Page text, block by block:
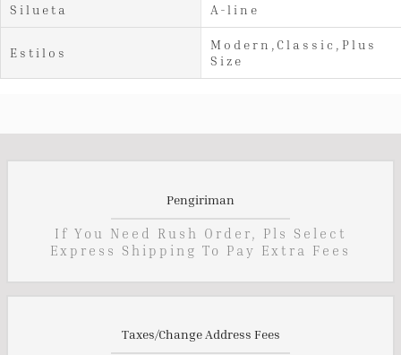
Silueta A-line
Estilos
Modern,Classic,Plus
Size
Pengiriman
If You Need Rush Order, Pls Select
Express Shipping To Pay Extra Fees
Taxes/Change Address Fees